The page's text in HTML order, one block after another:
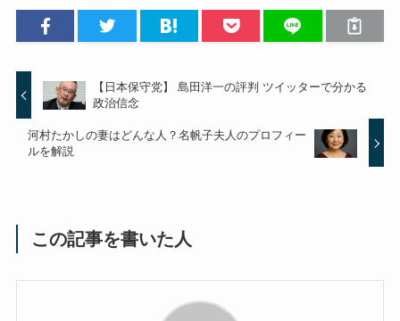
【日本保守党】 島田洋一の評判 ツイッターで分かる
政治信念
河村たかしの妻はどんな人？名帆子夫人のプロフィー
ルを解説
この記事を書いた人